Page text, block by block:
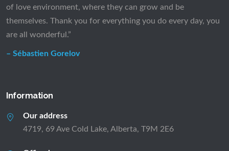
of love environment, where they can grow and be
themselves. Thank you for everything you do every day, you
are all wonderful.”
– Sébastien Gorelov
Information
Our address
4719, 69 Ave Cold Lake, Alberta, T9M 2E6